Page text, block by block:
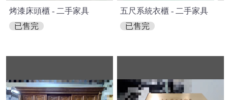
烤漆床頭櫃 - 二手家具
已售完
五尺系統衣櫃 - 二手家具
已售完